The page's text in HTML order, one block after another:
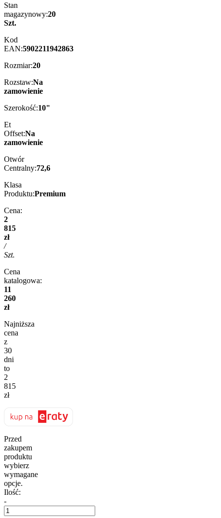
Stan
magazynowy:20
Szt.
Kod
EAN:5902211942863
Rozmiar:20
Rozstaw:Na
zamowienie
Szerokość:10"
Et
Offset:Na
zamowienie
Otwór
Centralny:72,6
Klasa
Produktu:Premium
Cena:
2
815
zł
/
Szt.
Cena
katalogowa:
11
260
zł
Najniższa
cena
z
30
dni
to
2
815
zł
Przed
zakupem
produktu
wybierz
wymagane
opcje.
Ilość:
-